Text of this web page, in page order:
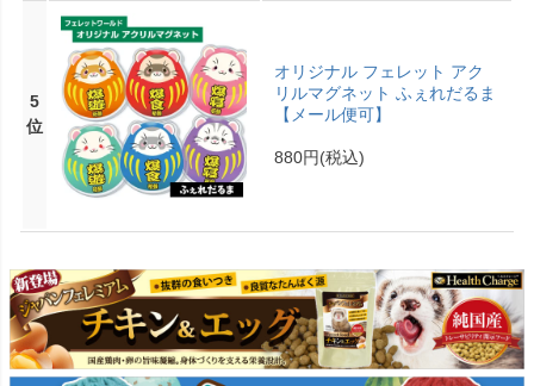
5
位
オリジナル フェレット アク
リルマグネット ふぇれだるま
【メール便可】
880円(税込)